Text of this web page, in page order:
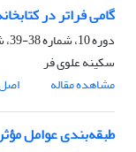
گامی فراتر در
دوره 10، شماره 38-39، شهریور 1397، صفحه
سکینه علوی فر
مشاهده مقاله
طبقه‌بندی عوامل